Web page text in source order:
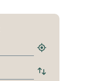
Hitta
hållplats
Byt